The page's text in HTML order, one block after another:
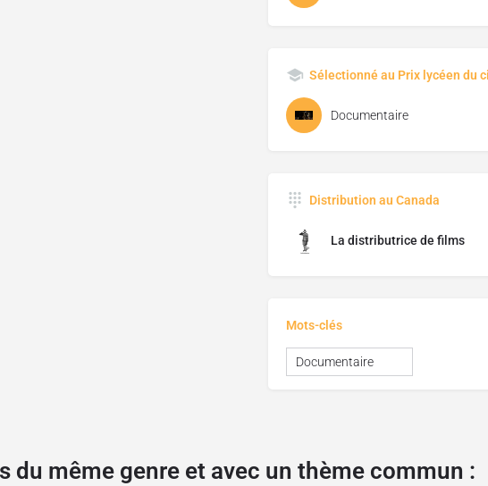
Sélectionné au Prix lycéen du
Documentaire
Distribution au Canada
La distributrice de films
Mots-clés
Documentaire
du même genre et avec un thème commun :